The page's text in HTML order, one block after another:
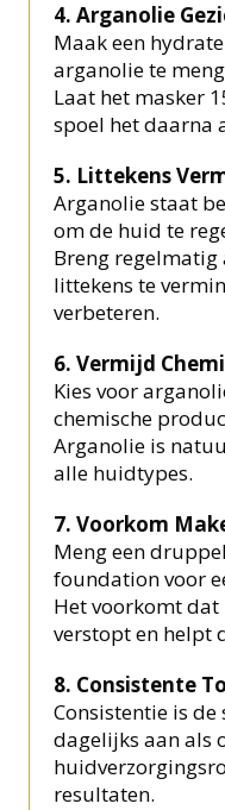
4. Arganolie
Maak een
arganolie te
Laat het masker
spoel het daarna
5. Littekens
Arganolie staat
om de huid te
Breng regelmatig
littekens te
verbeteren.
6. Vermijd
Kies voor
chemische
Arganolie is
alle huidtypes.
7. Voorkom
Meng een
foundation voor
Het voorkomt
verstopt en helpt
8. Consistente
Consistentie is
dagelijks aan als
resultaten.